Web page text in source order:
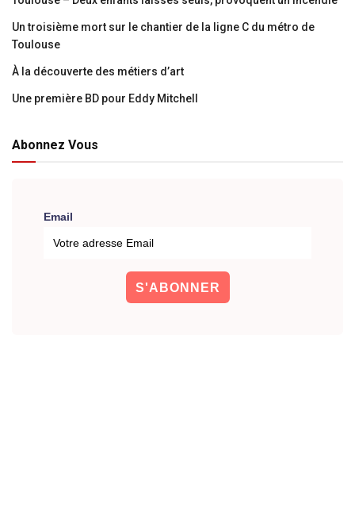
Un troisième mort sur le chantier de la ligne C du métro de
Toulouse
À la découverte des métiers d’art
Une première BD pour Eddy Mitchell
Abonnez Vous
Email